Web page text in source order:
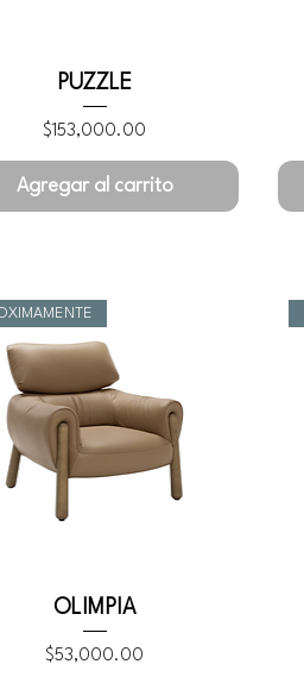
PUZZLE
Precio
$153,000.00
Agregar al carrito
OLIMPIA
Precio
$53,000.00